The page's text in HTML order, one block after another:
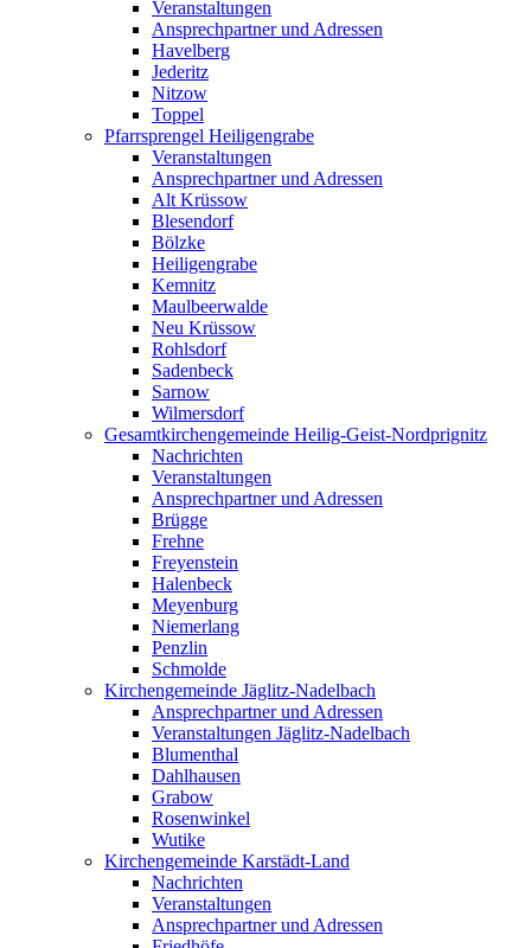
Veranstaltungen
Ansprechpartner und Adressen
Havelberg
Jederitz
Nitzow
Toppel
Pfarrsprengel Heiligengrabe
Veranstaltungen
Ansprechpartner und Adressen
Alt Krüssow
Blesendorf
Bölzke
Heiligengrabe
Kemnitz
Maulbeerwalde
Neu Krüssow
Rohlsdorf
Sadenbeck
Sarnow
Wilmersdorf
Gesamtkirchengemeinde Heilig-Geist-Nordprignitz
Nachrichten
Veranstaltungen
Ansprechpartner und Adressen
Brügge
Frehne
Freyenstein
Halenbeck
Meyenburg
Niemerlang
Penzlin
Schmolde
Kirchengemeinde Jäglitz-Nadelbach
Ansprechpartner und Adressen
Veranstaltungen Jäglitz-Nadelbach
Blumenthal
Dahlhausen
Grabow
Rosenwinkel
Wutike
Kirchengemeinde Karstädt-Land
Nachrichten
Veranstaltungen
Ansprechpartner und Adressen